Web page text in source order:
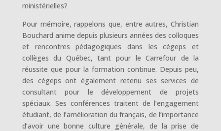
ministérielles?
Pour mémoire, rappelons que, entre autres, Christian
Bouchard anime depuis plusieurs années des colloques
et rencontres pédagogiques dans les cégeps et
collèges du Québec, tant pour le Carrefour de la
réussite que pour la formation continue. Depuis peu,
des cégeps ont également retenu ses services de
consultant pour le développement de projets
spéciaux. Ses conférences traitent de l’engagement
étudiant, de l’amélioration du français, de l’importance
d’avoir une bonne culture générale, de la prise de